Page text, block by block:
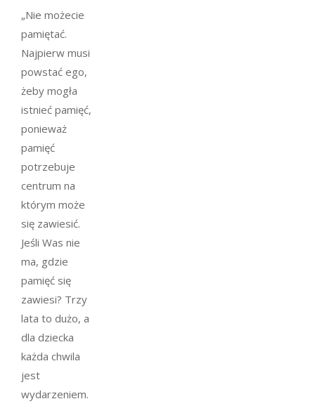
„Nie możecie
pamiętać.
Najpierw musi
powstać ego,
żeby mogła
istnieć pamięć,
ponieważ
pamięć
potrzebuje
centrum na
którym może
się zawiesić.
Jeśli Was nie
ma, gdzie
pamięć się
zawiesi? Trzy
lata to dużo, a
dla dziecka
każda chwila
jest
wydarzeniem.